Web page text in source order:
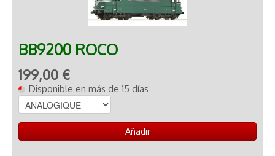
BB9200 ROCO
199,00 €
Disponible en más de 15 días
Añadir